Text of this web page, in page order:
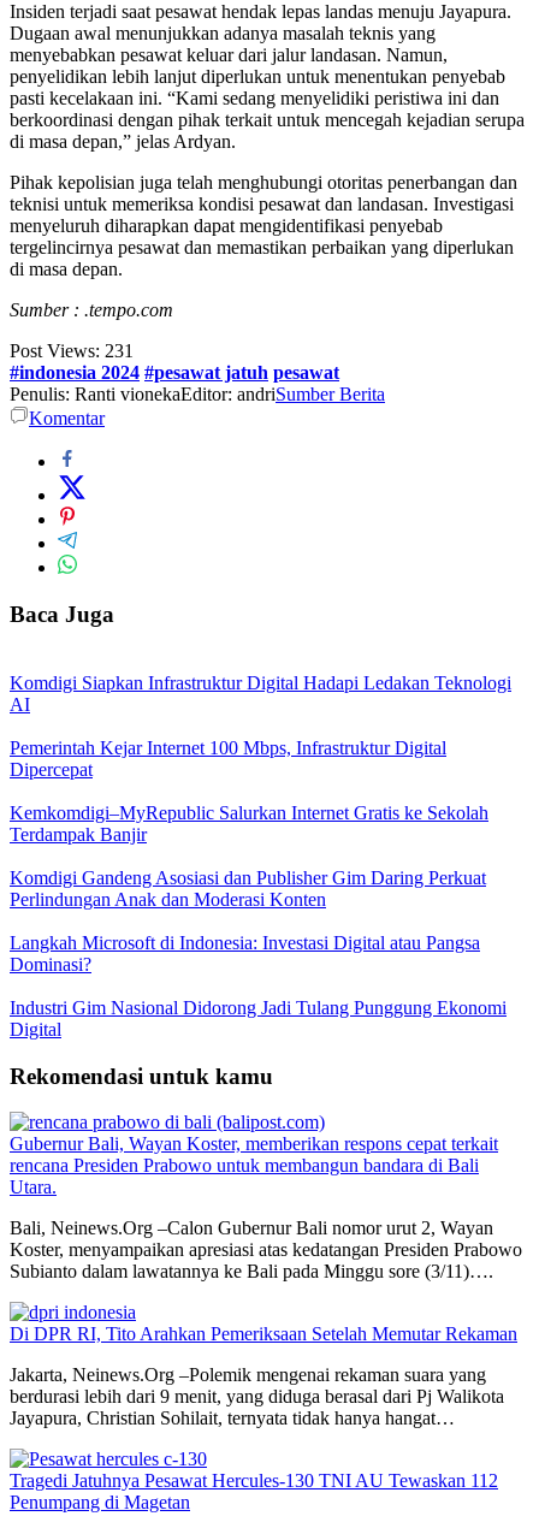
Insiden terjadi saat pesawat hendak lepas landas menuju Jayapura.
Dugaan awal menunjukkan adanya masalah teknis yang
menyebabkan pesawat keluar dari jalur landasan. Namun,
penyelidikan lebih lanjut diperlukan untuk menentukan penyebab
pasti kecelakaan ini. “Kami sedang menyelidiki peristiwa ini dan
berkoordinasi dengan pihak terkait untuk mencegah kejadian serupa
di masa depan,” jelas Ardyan.
Pihak kepolisian juga telah menghubungi otoritas penerbangan dan
teknisi untuk memeriksa kondisi pesawat dan landasan. Investigasi
menyeluruh diharapkan dapat mengidentifikasi penyebab
tergelincirnya pesawat dan memastikan perbaikan yang diperlukan
di masa depan.
Sumber : .tempo.com
Post Views: 231
#indonesia 2024 #pesawat jatuh pesawat
Penulis: Ranti vionekaEditor: andriSumber Berita
Komentar
Baca Juga
Komdigi Siapkan Infrastruktur Digital Hadapi Ledakan Teknologi
AI
Pemerintah Kejar Internet 100 Mbps, Infrastruktur Digital
Dipercepat
Kemkomdigi–MyRepublic Salurkan Internet Gratis ke Sekolah
Terdampak Banjir
Komdigi Gandeng Asosiasi dan Publisher Gim Daring Perkuat
Perlindungan Anak dan Moderasi Konten
Langkah Microsoft di Indonesia: Investasi Digital atau Pangsa
Dominasi?
Industri Gim Nasional Didorong Jadi Tulang Punggung Ekonomi
Digital
Rekomendasi untuk kamu
Gubernur Bali, Wayan Koster, memberikan respons cepat terkait
rencana Presiden Prabowo untuk membangun bandara di Bali
Utara.
Bali, Neinews.Org –Calon Gubernur Bali nomor urut 2, Wayan
Koster, menyampaikan apresiasi atas kedatangan Presiden Prabowo
Subianto dalam lawatannya ke Bali pada Minggu sore (3/11)….
Di DPR RI, Tito Arahkan Pemeriksaan Setelah Memutar Rekaman
Jakarta, Neinews.Org –Polemik mengenai rekaman suara yang
berdurasi lebih dari 9 menit, yang diduga berasal dari Pj Walikota
Jayapura, Christian Sohilait, ternyata tidak hanya hangat…
Tragedi Jatuhnya Pesawat Hercules-130 TNI AU Tewaskan 112
Penumpang di Magetan